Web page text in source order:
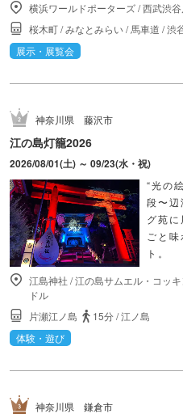
横浜ワールドポーターズ/西武渋
桜木町/みなとみらい/馬車道 /渋
展示・展覧会
神奈川県 藤沢市
江の島灯籠2026
2026/08/01(土) ～ 09/23(水・祝)
“光の
段〜辺
グ苑
ごと
ト。
江島神社 /江の島サムエル・コッ
ドル
片瀬江ノ島
15分/江ノ島
体験・遊び
神奈川県 鎌倉市